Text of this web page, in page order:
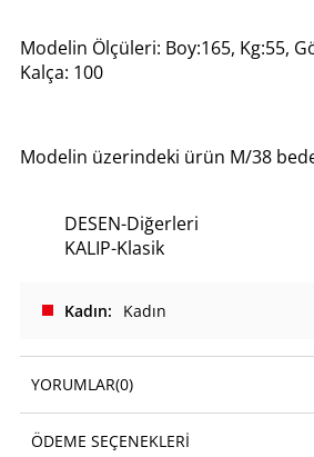
Modelin Ölçüleri: Boy:165, Kg:55,
Kalça: 100
Modelin üzerindeki ürün M/38
DESEN-Diğerleri
KALIP-Klasik
Kadın Kadın
YORUMLAR(0)
ÖDEME SEÇENEKLERI